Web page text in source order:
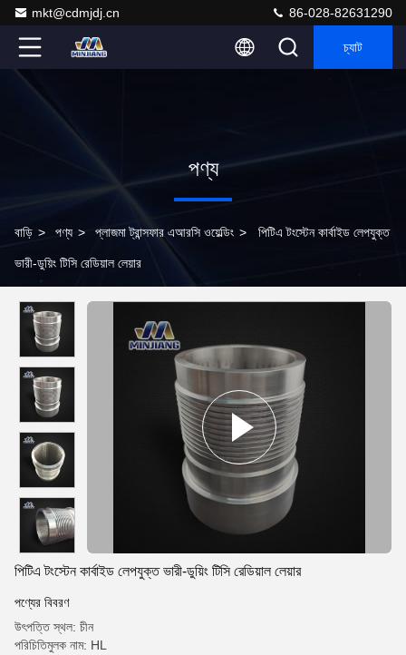
mkt@cdmjdj.cn 86-028-82631290
চ্যাট
পণ্য
বাড়ি > পণ্য > প্লাজমা ট্রান্সফার এআরসি ওয়েল্ডিং > পিটিএ টংস্টেন কার্বাইড লেপযুক্ত
ভারী-ডুয়িং টিসি রেডিয়াল লেয়ার
পিটিএ টংস্টেন কার্বাইড লেপযুক্ত ভারী-ডুয়িং টিসি রেডিয়াল লেয়ার
পণ্যের বিবরণ
উৎপত্তি স্থল: চীন
পরিচিতিমুলক নাম: HL